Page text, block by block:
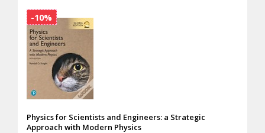
Physics for Scientists and Engineers: a Strategic
Approach with Modern Physics
-10%